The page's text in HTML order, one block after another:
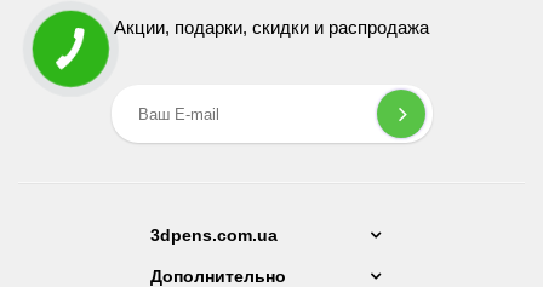
Акции, подарки, скидки и распродажа
3dpens.com.ua
Дополнительно